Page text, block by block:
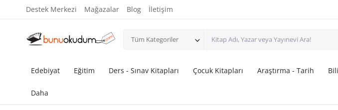
Destek Merkezi Mağazalar Blog İletişim
Tüm Kategoriler
Edebiyat Eğitim Ders - Sınav Kitapları Çocuk Kitapları Araştırma - Tarih
Daha